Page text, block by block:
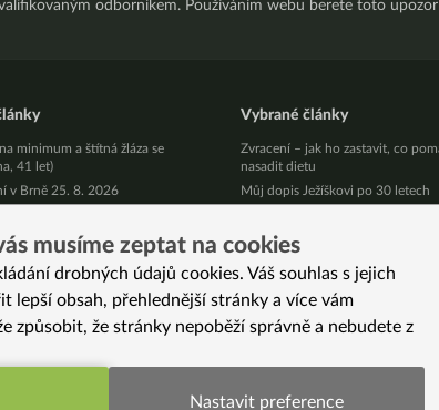
odborníkem. Používáním webu berete toto
minimum a štítná žláza se
41 let)
v Brně 25. 8. 2026
letní jablíčka
že někdo pořád řeší, jak byste
je podstatný rozdíl!
zdraví v srpnu
jen jídelníček. Změnila jsem celý
chce žít Bryan Johnson déle
Vybrané články
Zvracení – jak ho zastavit, co
nasadit dietu
Můj dopis Ježíškovi po 30 letech
Do roka 30 kg dole. Bez počítání
29 let)
3denní Jarní výzva právě začíná!
vstupenku zdarma?
Dárky jsou na cestě
Kila šla dolů, i když jsem nebyla
(Jana, 49 let)
vás musíme zeptat na cookies
drobných údajů cookies. Váš souhlas s jejich
lepší obsah, přehlednější stránky a více vám
způsobit, že stránky nepoběží správně a nebudete z
Nastavit preference